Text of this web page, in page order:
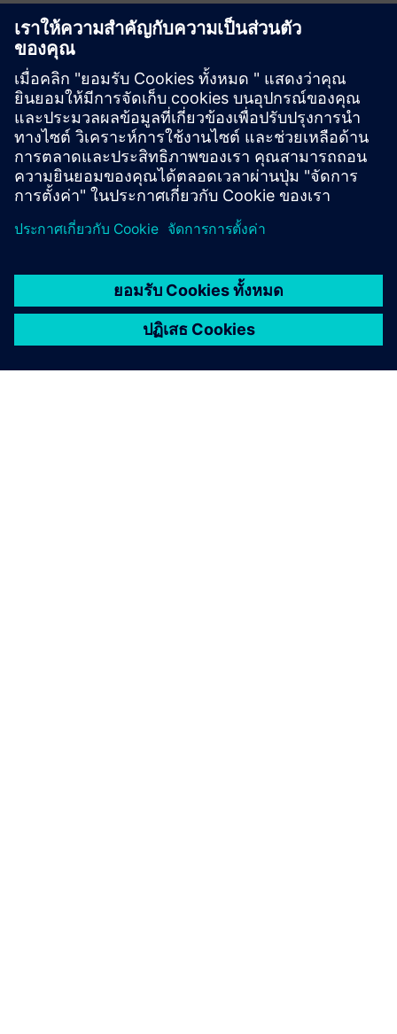
OT Blueprint
ENTIRETEC และ Siemens ได้พัฒนาการออกแบบ OT ทาง
เทคนิคที่ผสมผสานข้อกำหนดที่แตกต่างกันของ OT และ ITมุ่ง
เน้นไปที่ความปลอดภัยที่ครอบคลุมการแข็งตัวของระบบและ
ความน่าเชื่อถือเมื่อรวมกับแนวคิดการดำเนินงาน OT 24x7
ทำให้คุณเป็นภาพพิมพ์เขียวส...
เรียนรู้เพิ่มเติม